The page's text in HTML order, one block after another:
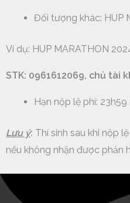
Đối tượng khác: HUP
Ví dụ: HUP MARATHON
STK: 0961612069, chủ tài
Hạn nộp lệ phí:
Lưu ý: Thí sinh sau khi nộp
nếu không nhận được phản